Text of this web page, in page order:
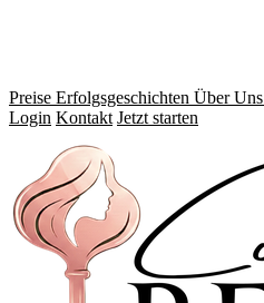
Preise Erfolgsgeschichten Über Uns
Login Kontakt Jetzt starten